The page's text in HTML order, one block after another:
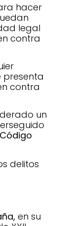
hacer
legal
contra
presenta
contra
un
Código
en su